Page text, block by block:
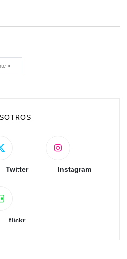
»
Twitter Instagram
flickr